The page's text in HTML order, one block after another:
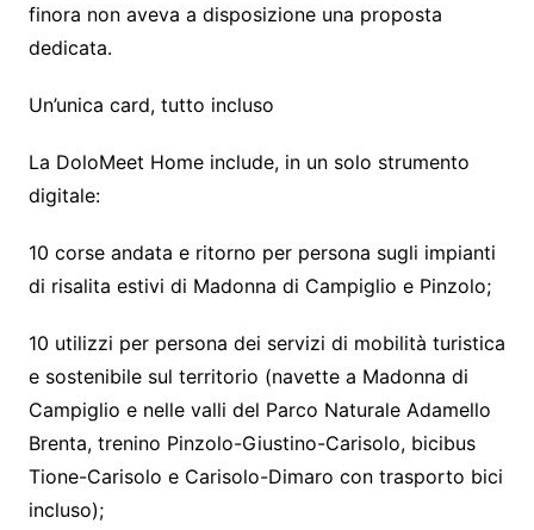
finora non aveva a disposizione una proposta
dedicata.
Un’unica card, tutto incluso
La DoloMeet Home include, in un solo strumento
digitale:
10 corse andata e ritorno per persona sugli impianti
di risalita estivi di Madonna di Campiglio e Pinzolo;
10 utilizzi per persona dei servizi di mobilità turistica
e sostenibile sul territorio (navette a Madonna di
Campiglio e nelle valli del Parco Naturale Adamello
Brenta, trenino Pinzolo-Giustino-Carisolo, bicibus
Tione-Carisolo e Carisolo-Dimaro con trasporto bici
incluso);